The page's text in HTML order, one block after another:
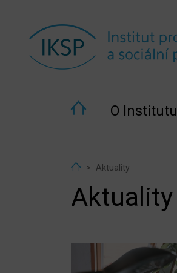
O Institutu
HomeAktuality
Aktuality